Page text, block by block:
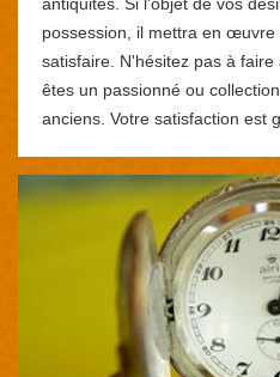
possession, il mettra en
satisfaire. N'hésitez pas à
êtes un passionné ou
anciens. Votre satisfaction est